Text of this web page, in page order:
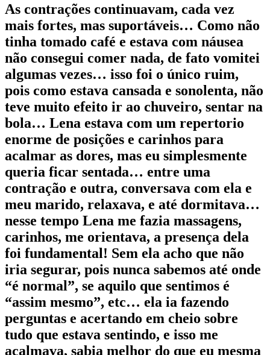
As contrações continuavam, cada vez
mais fortes, mas suportáveis… Como não
tinha tomado café e estava com náusea
não consegui comer nada, de fato vomitei
algumas vezes… isso foi o único ruim,
pois como estava cansada e sonolenta, não
teve muito efeito ir ao chuveiro, sentar na
bola… Lena estava com um repertorio
enorme de posições e carinhos para
acalmar as dores, mas eu simplesmente
queria ficar sentada… entre uma
contração e outra, conversava com ela e
meu marido, relaxava, e até dormitava…
nesse tempo Lena me fazia massagens,
carinhos, me orientava, a presença dela
foi fundamental! Sem ela acho que não
iria segurar, pois nunca sabemos até onde
“é normal”, se aquilo que sentimos é
“assim mesmo”, etc… ela ia fazendo
perguntas e acertando em cheio sobre
tudo que estava sentindo, e isso me
acalmava, sabia melhor do que eu mesma